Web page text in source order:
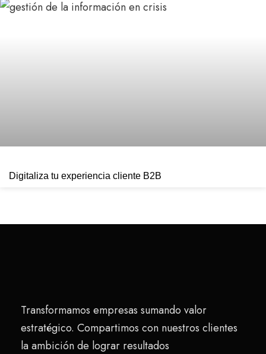
Digitaliza tu experiencia cliente B2B
Transformamos empresas sumando valor
estratégico. Compartimos con nuestros clientes
la ambición de lograr resultados